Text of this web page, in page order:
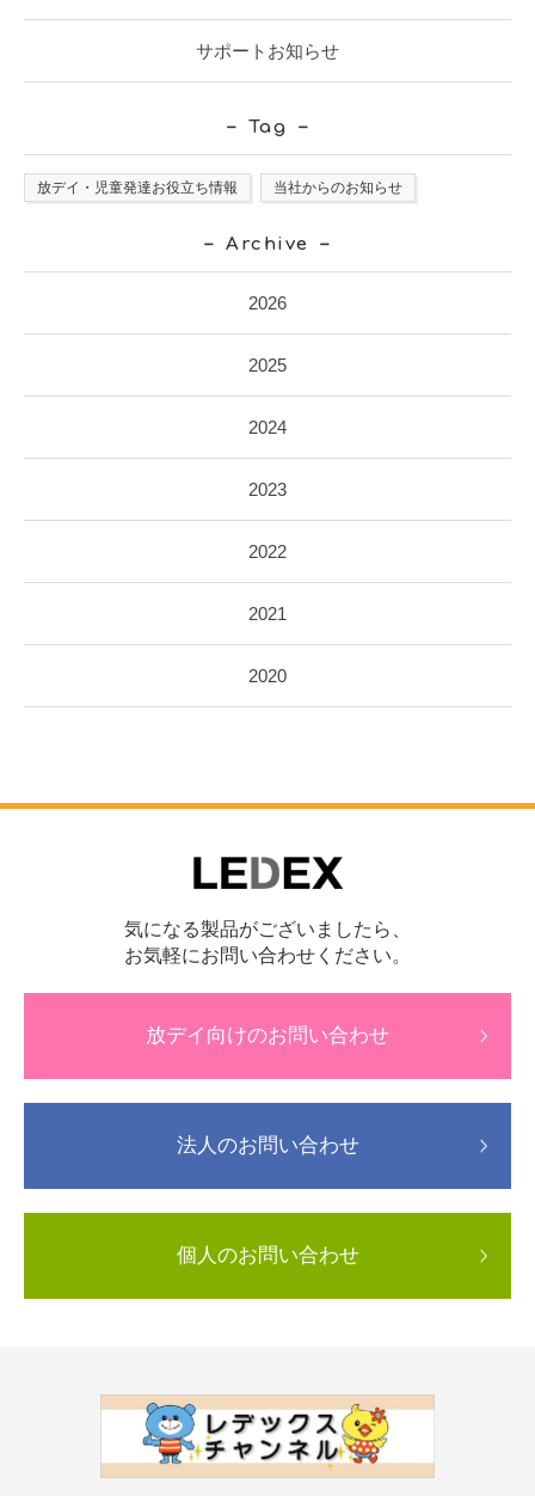
サポートお知らせ
Tag
放デイ・児童発達お役立ち情報 当社からのお知らせ
Archive
2026
2025
2024
2023
2022
2021
2020
気になる製品がございましたら、
お気軽にお問い合わせください。
放デイ向けのお問い合わせ
法人のお問い合わせ
個人のお問い合わせ